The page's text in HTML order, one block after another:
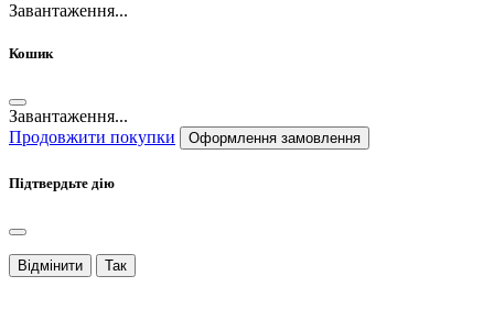
Завантаження...
Кошик
Завантаження...
Продовжити покупки
Оформлення замовлення
Підтвердьте дію
Відмінити Так